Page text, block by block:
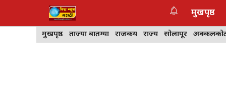
मुखपृष्ठ
मुखपृष्ठ ताज्या बातम्या राजकीय राज्य सोलापूर